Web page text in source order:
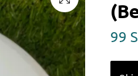
99